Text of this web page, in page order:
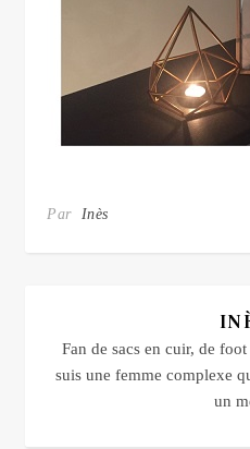
Par Inès
Fan de sacs en cuir, de
suis une femme complexe
un